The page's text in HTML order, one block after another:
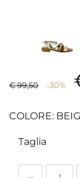
€ 99,50 -30%
COLORE:
Taglia